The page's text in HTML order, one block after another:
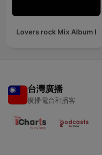
Lovers rock Mix Album I
台灣廣播
廣播電台和播客